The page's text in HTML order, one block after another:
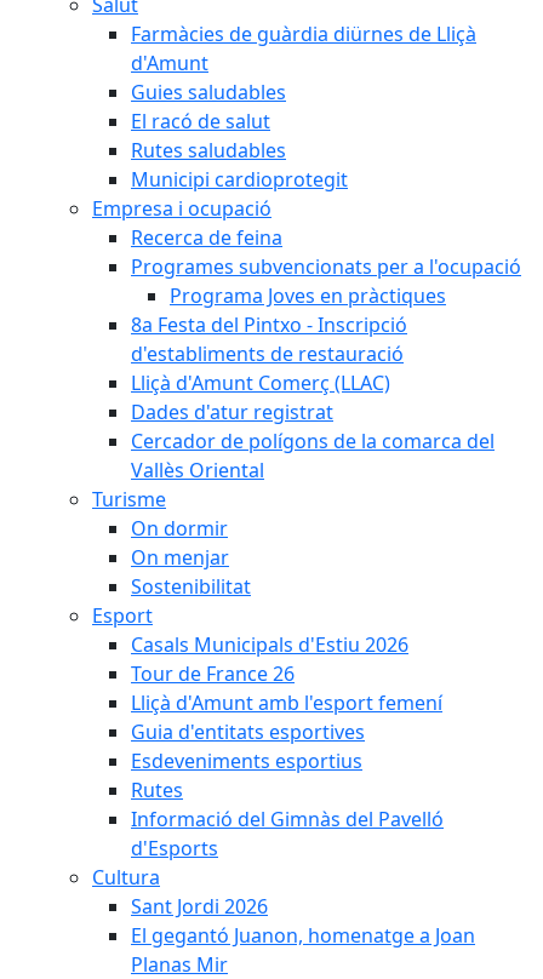
Farmàcies de guàrdia diürnes de Lliçà
d'Amunt
Guies saludables
El racó de salut
Rutes saludables
Municipi cardioprotegit
Empresa i ocupació
Recerca de feina
Programes subvencionats per a l'ocupació
Programa Joves en pràctiques
8a Festa del Pintxo - Inscripció
d'establiments de restauració
Lliçà d'Amunt Comerç (LLAC)
Dades d'atur registrat
Cercador de polígons de la comarca del
Vallès Oriental
Turisme
On dormir
On menjar
Sostenibilitat
Esport
Casals Municipals d'Estiu 2026
Tour de France 26
Lliçà d'Amunt amb l'esport femení
Guia d'entitats esportives
Esdeveniments esportius
Rutes
Informació del Gimnàs del Pavelló
d'Esports
Cultura
Sant Jordi 2026
El gegantó Juanon, homenatge a Joan
Planas Mir